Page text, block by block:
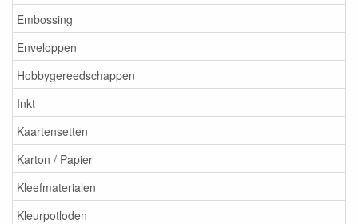
Embossing
Enveloppen
Hobbygereedschappen
Inkt
Kaartensetten
Karton / Papier
Kleefmaterialen
Kleurpotloden